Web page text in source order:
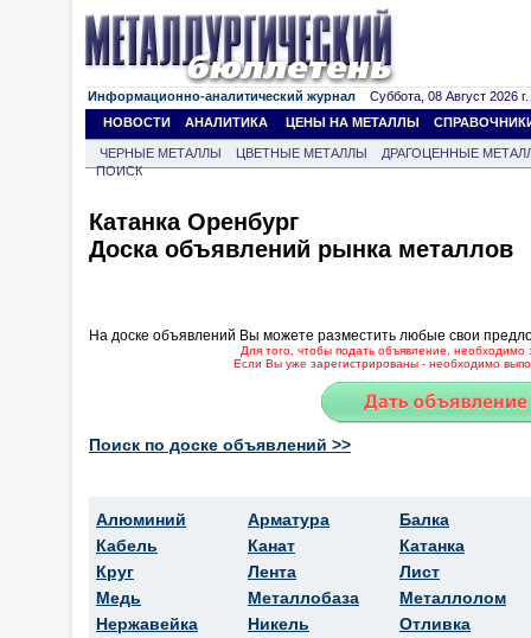
Информационно-аналитический журнал Суббота, 08 Август 2026 г.
НОВОСТИ
АНАЛИТИКА ЦЕНЫ НА МЕТАЛЛЫ
ЧЕРНЫЕ МЕТАЛЛЫ ЦВЕТНЫЕ МЕТАЛЛЫ
ДРАГОЦЕННЫЕ
ПОИСК
Катанка Оренбург
Доска объявлений рынка металлов
На доске объявлений Вы можете разместить любые свои
Для того, чтобы подать объявление, необходимо
Если Вы уже зарегистрированы - необходимо
Поиск по доске объявлений >>
Алюминий
Кабель
Круг
Медь
Нержавейка
Арматура
Канат
Лента
Металлобаза
Никель
Балка
Катанка
Лист
Металлолом
Отливка